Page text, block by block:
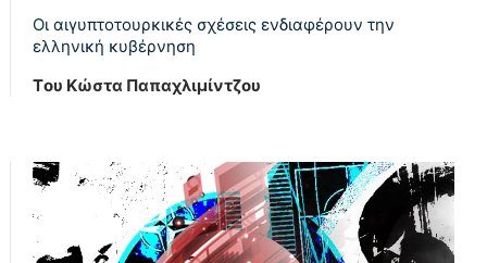
Οι αιγυπτοτουρκικές σχέσεις ενδιαφέρουν την
ελληνική κυβέρνηση
Tου Κώστα Παπαχλιμίντζου